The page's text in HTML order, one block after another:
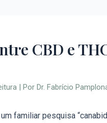
CBD e
| Por Dr. Fabrício
familiar pesquisa